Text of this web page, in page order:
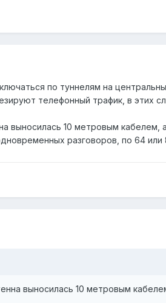
по туннелям на
телефонный трафик, в этих
выносилась 10 метровым кабелем,
разговоров, по 64 или
выносилась 10 метровым